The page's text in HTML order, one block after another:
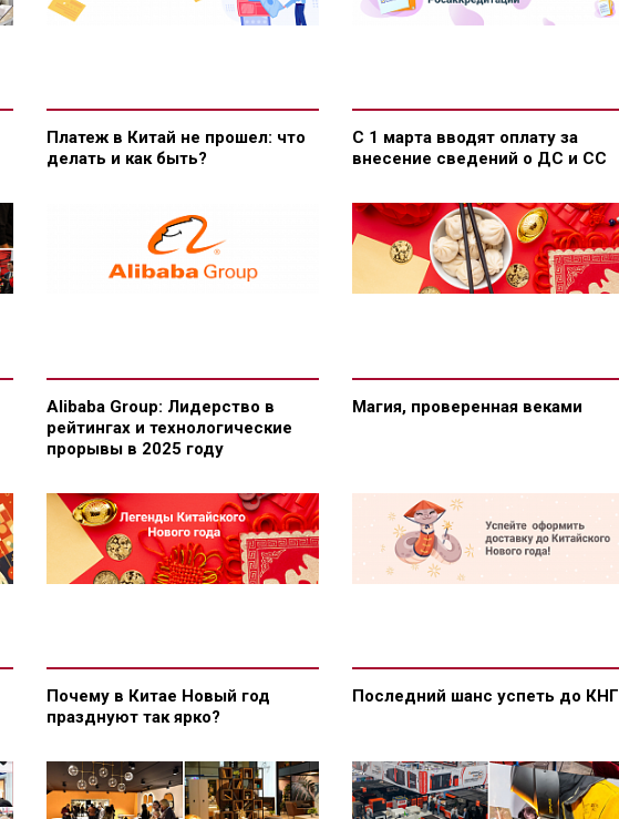
Платеж в Китай не прошел: что
делать и как быть?
С 1 марта вводят оплату за
внесение сведений о ДС и СС
Alibaba Group: Лидерство в
рейтингах и технологические
прорывы в 2025 году
Магия, проверенная веками
Почему в Китае Новый год
празднуют так ярко?
Последний шанс успеть до КНГ